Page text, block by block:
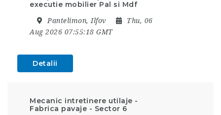
executie mobilier Pal si Mdf
Pantelimon, Ilfov
Thu, 06
Aug 2026 07:55:18 GMT
Detalii
Mecanic intretinere utilaje -
Fabrica pavaje - Sector 6